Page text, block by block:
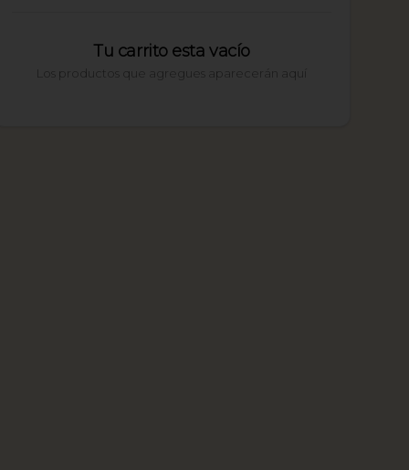
Tu carrito esta vacío
Los productos que agregues aparecerán aquí